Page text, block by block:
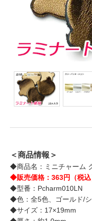
＜商品情報＞
◆商品名：ミニチャーム
◆販売価格：363円（税込
◆型番：Pcharm010LN
◆色：全5色、ゴールド/
◆サイズ：17×19mm